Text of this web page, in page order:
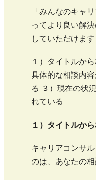
「みんなのキャ
ってより良い解
していただけます
１）タイトルか
具体的な相談内
る ３）現在の状
れている
１）タイトルか
キャリアコンサ
のは、あなたの相